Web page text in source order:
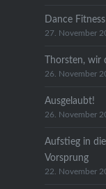
Dance
27. November
Thorsten,
26. November
Ausgelaubt!
26. November
Aufstieg in
Vorsprung
22. November